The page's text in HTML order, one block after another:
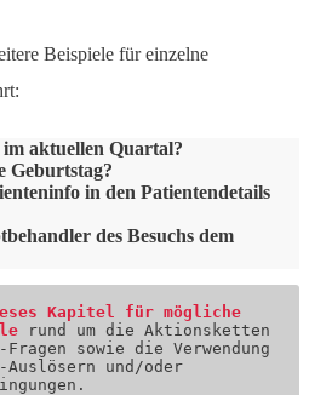
Beispiele für einzelne
aktuellen Quartal?
Geburtstag?
in den Patientendetails
des Besuchs dem
Kapitel für mögliche
rund um die Aktionsketten
sowie die Verwendung
und/oder